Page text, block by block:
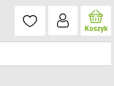
Koszyk